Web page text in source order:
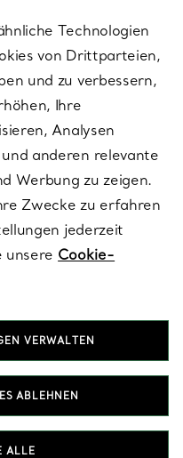
Technologien
von Drittparteien,
und zu verbessern,
Ihre
Analysen
anderen relevante
Werbung zu zeigen.
Zwecke zu erfahren
jederzeit
unsere Cookie-
VERWALTEN
ABLEHNEN
ALLE